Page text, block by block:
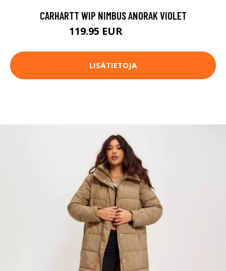
CARHARTT WIP NIMBUS ANORAK VIOLET
119.95 EUR
LISÄTIETOJA